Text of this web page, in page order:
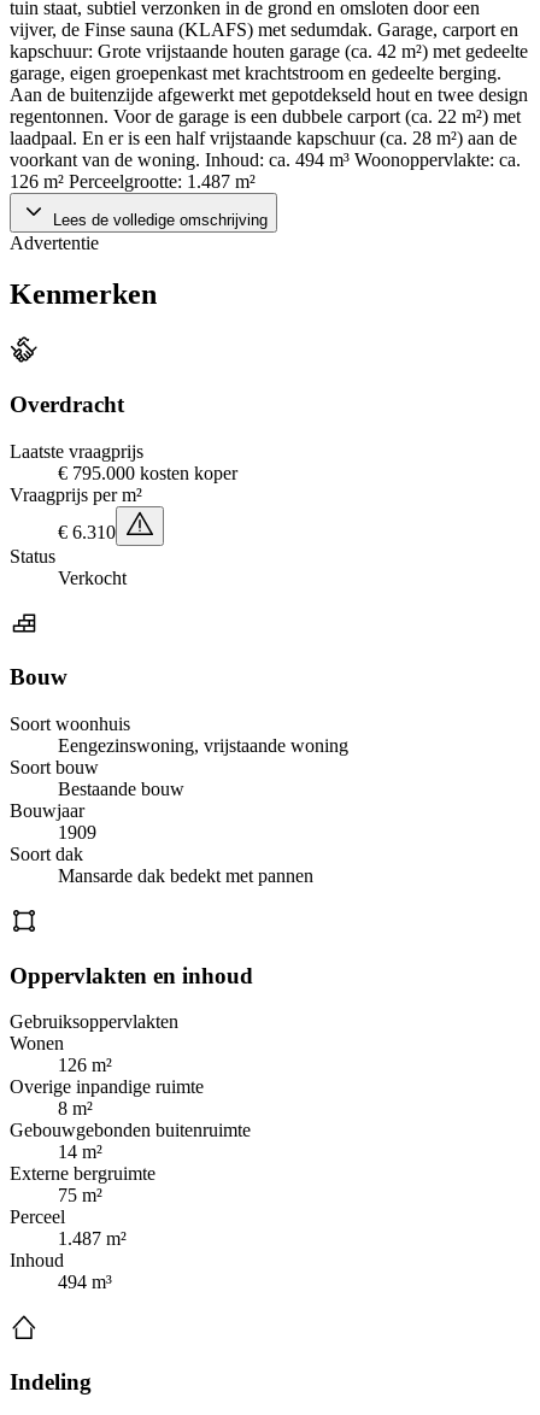
tuin staat, subtiel verzonken in de grond en omsloten door een
vijver, de Finse sauna (KLAFS) met sedumdak. Garage, carport en
kapschuur: Grote vrijstaande houten garage (ca. 42 m²) met gedeelte
garage, eigen groepenkast met krachtstroom en gedeelte berging.
Aan de buitenzijde afgewerkt met gepotdekseld hout en twee design
regentonnen. Voor de garage is een dubbele carport (ca. 22 m²) met
laadpaal. En er is een half vrijstaande kapschuur (ca. 28 m²) aan de
voorkant van de woning. Inhoud: ca. 494 m³ Woonoppervlakte: ca.
126 m² Perceelgrootte: 1.487 m²
Lees de volledige omschrijving
Advertentie
Kenmerken
Overdracht
Laatste vraagprijs
€ 795.000 kosten koper
Vraagprijs per m²
€ 6.310
Status
Verkocht
Bouw
Soort woonhuis
Eengezinswoning, vrijstaande woning
Soort bouw
Bestaande bouw
Bouwjaar
1909
Soort dak
Mansarde dak bedekt met pannen
Oppervlakten en inhoud
Gebruiksoppervlakten
Wonen
126 m²
Overige inpandige ruimte
8 m²
Gebouwgebonden buitenruimte
14 m²
Externe bergruimte
75 m²
Perceel
1.487 m²
Inhoud
494 m³
Indeling